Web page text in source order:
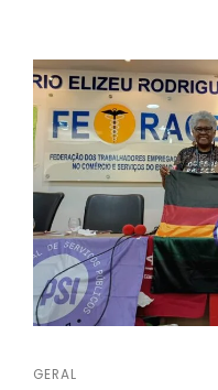
GERAL